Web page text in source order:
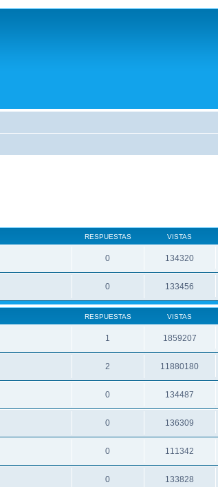
RESPUESTAS VISTAS
0 134320
0 133456
RESPUESTAS VISTAS
1 1859207
2 11880180
0 134487
0 136309
0 111342
0 133828